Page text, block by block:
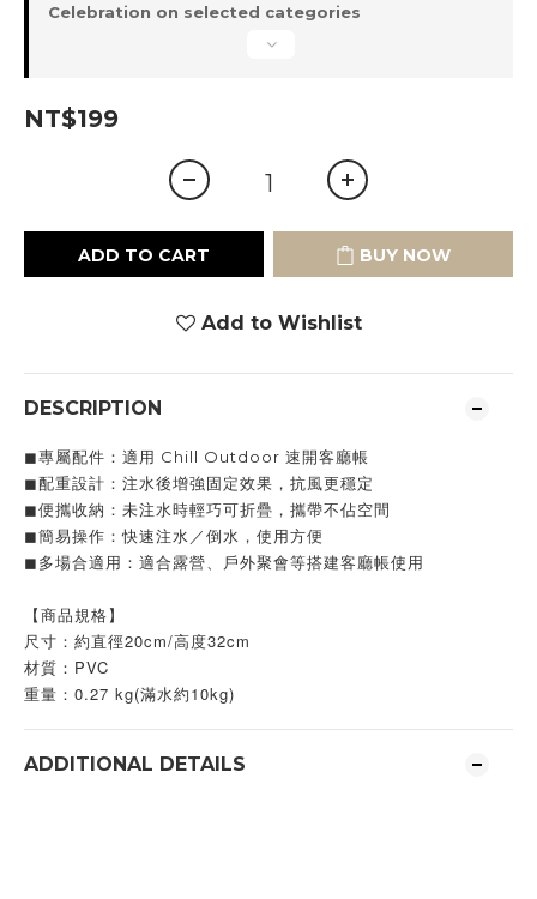
Celebration on selected categories
NT$199
ADD TO CART BUY NOW
Add to Wishlist
DESCRIPTION
◼︎專屬配件：適用 Chill Outdoor 速開客廳帳
◼︎配重設計：注水後增強固定效果，抗風更穩定
◼︎便攜收納：未注水時輕巧可折疊，攜帶不佔空間
◼︎簡易操作：快速注水／倒水，使用方便
◼︎多場合適用：適合露營、戶外聚會等搭建客廳帳使用
【商品規格】
尺寸：約直徑20cm/高度32cm
材質：PVC
重量：0.27 kg(滿水約10kg)
ADDITIONAL DETAILS